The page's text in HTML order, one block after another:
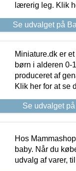
lærerig leg. Klik
Se udvalget på
Miniature.dk er
børn i alderen 0-
produceret af
Klik her for at se
Se udvalget
Hos
baby. Når du
udvalg af varer,